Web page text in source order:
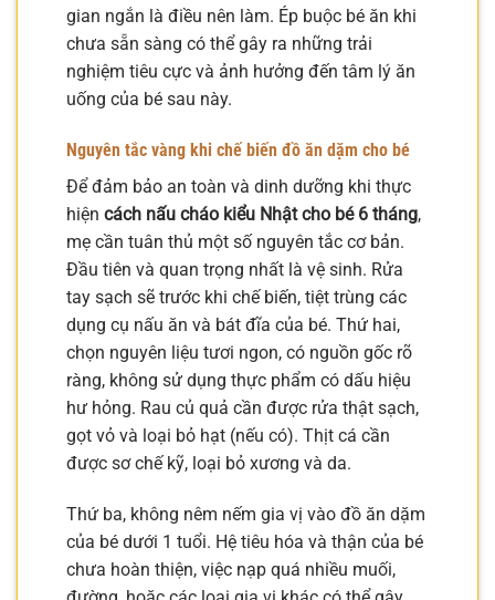
gian ngắn là điều nên làm. Ép buộc bé ăn khi
chưa sẵn sàng có thể gây ra những trải
nghiệm tiêu cực và ảnh hưởng đến tâm lý ăn
uống của bé sau này.
Nguyên tắc vàng khi chế biến đồ ăn dặm cho bé
Để đảm bảo an toàn và dinh dưỡng khi thực
hiện cách nấu cháo kiểu Nhật cho bé 6 tháng,
mẹ cần tuân thủ một số nguyên tắc cơ bản.
Đầu tiên và quan trọng nhất là vệ sinh. Rửa
tay sạch sẽ trước khi chế biến, tiệt trùng các
dụng cụ nấu ăn và bát đĩa của bé. Thứ hai,
chọn nguyên liệu tươi ngon, có nguồn gốc rõ
ràng, không sử dụng thực phẩm có dấu hiệu
hư hỏng. Rau củ quả cần được rửa thật sạch,
gọt vỏ và loại bỏ hạt (nếu có). Thịt cá cần
được sơ chế kỹ, loại bỏ xương và da.
Thứ ba, không nêm nếm gia vị vào đồ ăn dặm
của bé dưới 1 tuổi. Hệ tiêu hóa và thận của bé
chưa hoàn thiện, việc nạp quá nhiều muối,